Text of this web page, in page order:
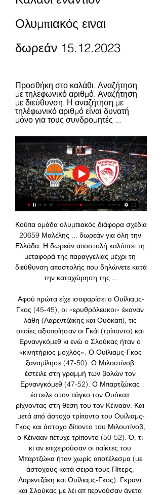
Ολυμπιακός ειναι
δωρεάν 15.12.2023
Προσθήκη στο καλάθι. Αναζήτηση
με τηλεφωνικό αριθμό. Αναζήτηση
με διεύθυνση. Η αναζήτηση με
τηλέφωνικό αριθμό είναι δυνατή
μόνο για τους συνδρομητές ...
Κούπα ομάδα ολυμπιακός διάφορα σχέδια
20659 Μαλέλης ... δωρεάν για όλη την
Ελλάδα. Η δωρεάν αποστολή καλύπτει τη
μεταφορά της παραγγελίας μέχρι τη
διεύθυνση αποστολής που δηλώνετε κατά
την καταχώρηση της ...
Αφού πρώτα είχε ισοφαρίσει ο Ουίλιαμς-
Γκος (45-45), οι «ερυθρόλευκοι» έκαναν
λάθη (Λαρεντζάκης και Ουόκαπ), τις
οποίες αξιοποίησαν οι Γκάι (τρίποντο) και
Ερνανγκόμεθ κι ενώ ο Σλούκας ήταν ο
«κινητήριος μοχλός». Ο Ουίλιαμς-Γκος
ξαναμίλησε (47-50). Ο Μιλουτίνοβ
έστειλε στη γραμμή των βολών τον
Ερνανγκόμεθ (47-52). Ο Μπαρτζώκας
έστειλε στον πάγκο τον Ουόκαπ
ρίχνοντας στη θέση του τον Κέινααν. Και
μετά από άστοχο τρίποντο του Ουίλιαμς-
Γκος και άστοχο δίποντο του Μιλουτίνοβ,
ο Κέινααν πέτυχε τρίποντο (50-52). Ό, τι
κι αν επιχειρούσαν οι παίκτες του
Μπαρτζώκα ήταν χωρίς αποτέλεσμα (με
άστοχους κατά σειρά τους Πίτερς,
Λαρεντζάκη και Ουίλιαμς-Γκος). Γκραντ
και Σλούκας με λέι απ περνούσαν άνετα